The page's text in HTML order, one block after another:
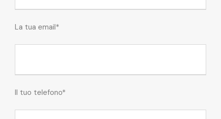
La tua email*
Il tuo telefono*